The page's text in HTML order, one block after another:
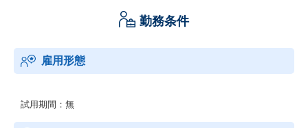
自己裁量で柔軟に就業時間を設定できます。
・最先端のAI技術や顔認証技術を活用した次世代店舗など様々な
・「ビューティー」「ヘルスケア」をキーワードとしたリテール
以外の領域にもチャレンジいただくことも可能です。
ソリューション営業として、チームのアカウント戦略の計画、立
勤務条件
雇用形態
試用期間：無